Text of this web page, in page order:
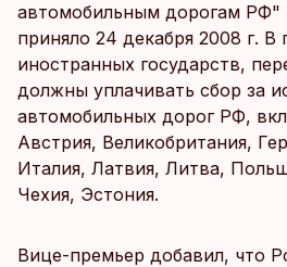
автомобильным дорогам РФ"
приняло 24 декабря 2008 г. В
иностранных государств,
должны уплачивать сбор за
автомобильных дорог РФ,
Австрия, Великобритания,
Италия, Латвия, Литва,
Чехия, Эстония.
Вице-премьер добавил, что